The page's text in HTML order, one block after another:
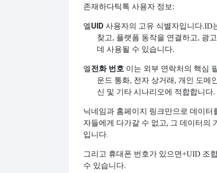
존재하다틱톡 사용자 정보:
엘UID 사용자의 고유 식별자입니다.ID
찾고, 플랫폼 동작을 연결하고, 광
데 사용될 수 있습니다.
엘전화 번호 이는 외부 연락처의 핵심
운드 통화, 전자 상거래, 개인 도메
신 및 기타 시나리오에 적합합니다.
닉네임과 홈페이지 링크만으로 데이터
자들에게 다가갈 수 없고, 그 데이터의
입니다.
그리고 휴대폰 번호가 있으면+UID 조
수 있습니다.